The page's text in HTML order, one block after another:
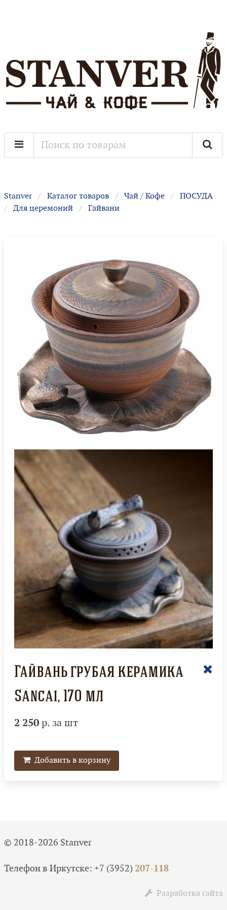
Stanver Каталог товаров Чай / Кофе
ПОСУДА
Для церемоний
Гайвани
Гайвань грубая керамика
Sancai, 170 мл
2 250 р. за шт
Добавить в корзину
© 2018-2026 Stanver
Телефон в Иркутске: +7 (3952) 207-118
Разработка сайта